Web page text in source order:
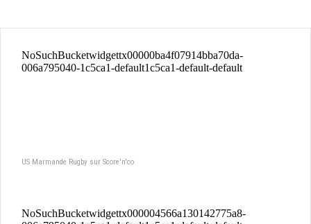
US Marmande Rugby sur Score'n'co